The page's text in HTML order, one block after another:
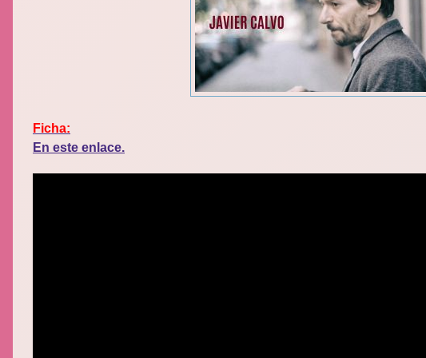
Ficha:
En este enlace.